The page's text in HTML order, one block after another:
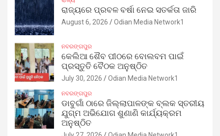
ରାଜ୍ୟରେ ପ୍ରବଳ ବର୍ଷା ନେଇ ସତର୍କତା ଜାରି
August 6, 2026 Odian Media Network1
ନବରଙ୍ଗପୁର
କେଲିଆ ଶୈବ ପୀଠରେ ବୋଲବମ ପାଇଁ
ପ୍ରସ୍ତୁତି ବୈଠକ ଅନୁଷ୍ଠିତ
July 30, 2026 Odian Media Network1
ନବରଙ୍ଗପୁର
ଡାବୁଗାଁ ଠାରେ ଜିଲ୍ଲାପାଳଙ୍କ ବ୍ଲକ ସ୍ତରୀୟ
ଯୁଗ୍ମ ଅଭିଯୋଗ ଶୁଣାଣି କାର୍ଯ୍ୟକ୍ରମ
ଅନୁଷ୍ଠିତ